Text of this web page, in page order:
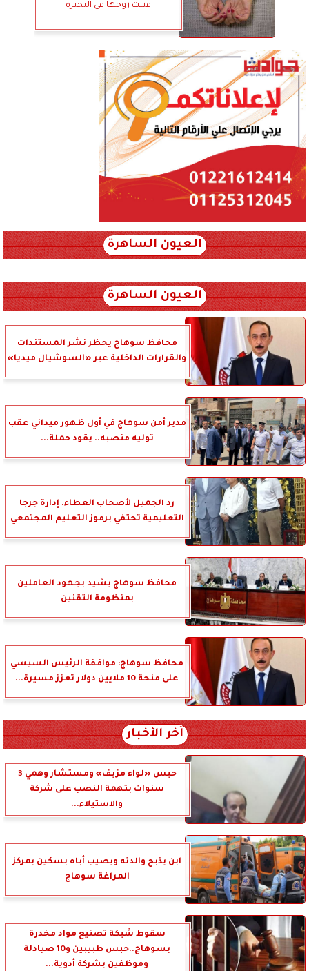
قتلت زوجها في البحيرة
العيون الساهرة
العيون الساهرة
محافظ سوهاج يحظر نشر المستندات
والقرارات الداخلية عبر «السوشيال ميديا»
مدير أمن سوهاج في أول ظهور ميداني عقب
توليه منصبه.. يقود حملة...
رد الجميل لأصحاب العطاء. إدارة جرجا
التعليمية تحتفي برموز التعليم المجتمعي
محافظ سوهاج يشيد بجهود العاملين
بمنظومة التقنين
محافظ سوهاج: موافقة الرئيس السيسي
على منحة 10 ملايين دولار تعزز مسيرة...
آخر الأخبار
حبس «لواء مزيف» ومستشار وهمي 3
سنوات بتهمة النصب على شركة
والاستيلاء...
ابن يذبح والدته ويصيب أباه بسكين بمركز
المراغة سوهاج
سقوط شبكة تصنيع مواد مخدرة
بسوهاج..حبس طبيبين و10 صيادلة
وموظفين بشركة أدوية...